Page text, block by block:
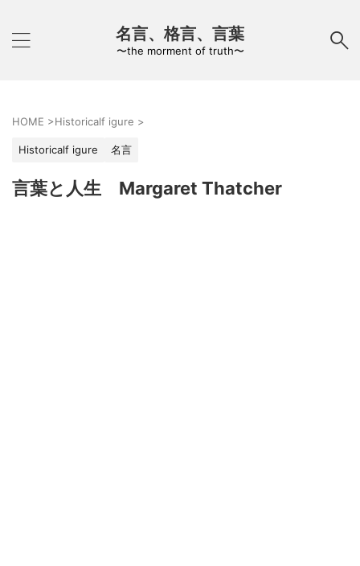
名言、格言、言葉
〜the morment of truth〜
HOME >Historicalf igure >
Historicalf igure 名言
言葉と人生 Margaret Thatcher